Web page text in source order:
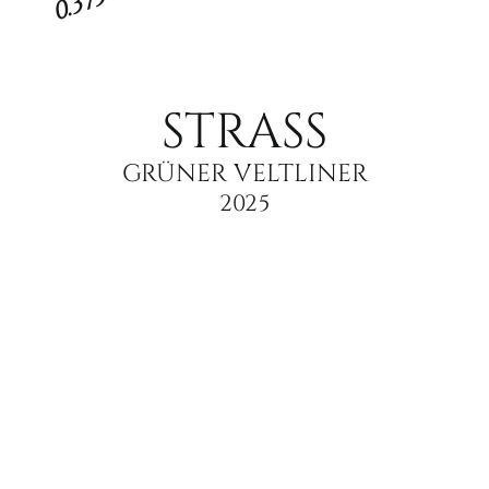
STRASS
GRÜNER VELTLINER
2025